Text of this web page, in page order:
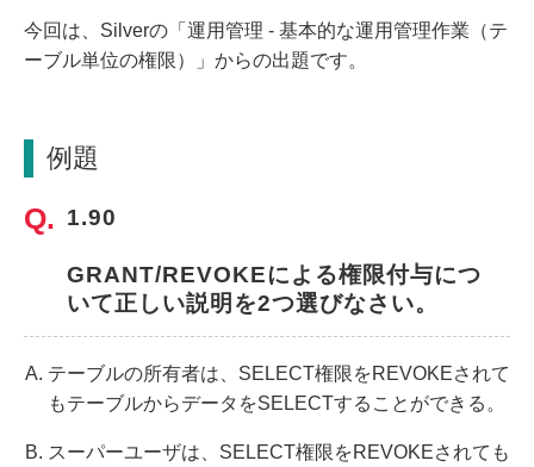
今回は、Silverの「運用管理 - 基本的な運用管理作業（テ
ーブル単位の権限）」からの出題です。
例題
1.90
GRANT/REVOKEによる権限付与につ
いて正しい説明を2つ選びなさい。
テーブルの所有者は、SELECT権限をREVOKEされて
もテーブルからデータをSELECTすることができる。
スーパーユーザは、SELECT権限をREVOKEされても